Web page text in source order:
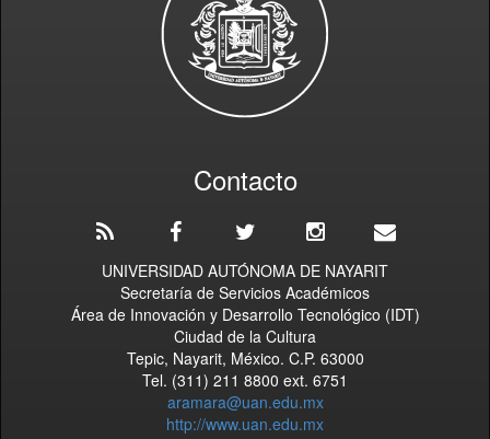
Contacto
UNIVERSIDAD AUTÓNOMA DE NAYARIT
Secretaría de Servicios Académicos
Área de Innovación y Desarrollo Tecnológico (IDT)
Ciudad de la Cultura
Tepic, Nayarit, México. C.P. 63000
Tel. (311) 211 8800 ext. 6751
aramara@uan.edu.mx
http://www.uan.edu.mx